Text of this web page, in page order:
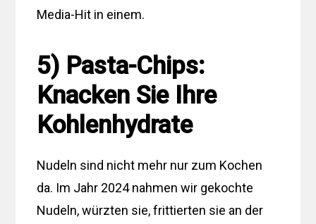
Media-Hit in einem.
5) Pasta-Chips:
Knacken Sie Ihre
Kohlenhydrate
Nudeln sind nicht mehr nur zum Kochen
da. Im Jahr 2024 nahmen wir gekochte
Nudeln, würzten sie, frittierten sie an der